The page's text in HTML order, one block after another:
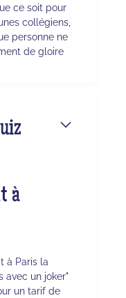
ce soit pour
collégiens,
personne ne
de gloire
à
à Paris la
avec un joker"
un tarif de